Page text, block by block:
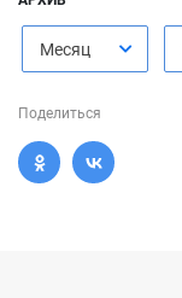
Месяц
Поделиться